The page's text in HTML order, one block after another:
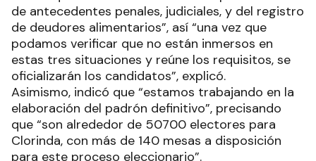
de antecedentes penales, judiciales, y del registro
de deudores alimentarios”, así “una vez que
podamos verificar que no están inmersos en
estas tres situaciones y reúne los requisitos, se
oficializarán los candidatos”, explicó.
Asimismo, indicó que “estamos trabajando en la
elaboración del padrón definitivo”, precisando
que “son alrededor de 50700 electores para
Clorinda, con más de 140 mesas a disposición
para este proceso eleccionario”.